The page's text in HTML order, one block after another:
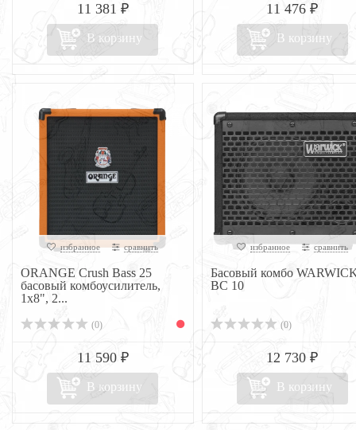
11 381 ₽
В корзину
11 476 ₽
В корзину
избранное сравнить
ORANGE Crush Bass 25
басовый комбоусилитель,
1x8", 2...
(0)
11 590 ₽
В корзину
избранное сравнить
Басовый комбо
BC 10
(0)
12 730 ₽
В корзину